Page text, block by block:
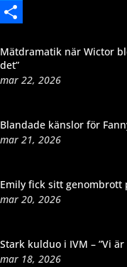
Messenger
Mätdramatik när Wictor
det”
mar 22, 2026
Blandade känslor för
mar 21, 2026
Emily fick sitt genombrott
mar 20, 2026
Stark kulduo i IVM – ”Vi
mar 18, 2026